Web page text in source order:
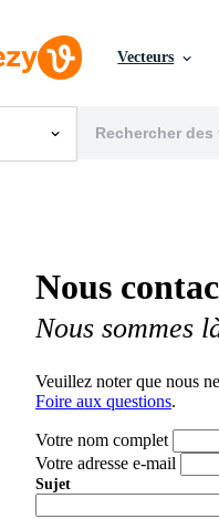
Vecteurs
Nous
Nous sommes
Veuillez noter que nous
Foire aux questions.
Votre nom complet
Votre adresse e-mail
Sujet